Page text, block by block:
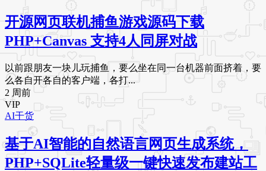
开源网页联机捕鱼游戏源码下载
PHP+Canvas 支持4人同屏对战
以前跟朋友一块儿玩捕鱼，要么坐在同一台机器前面挤着，要
么各自开各自的客户端，各打...
2 周前
VIP
AI干货
基于AI智能的自然语言网页生成系统，
PHP+SQLite轻量级一键快速发布建站工